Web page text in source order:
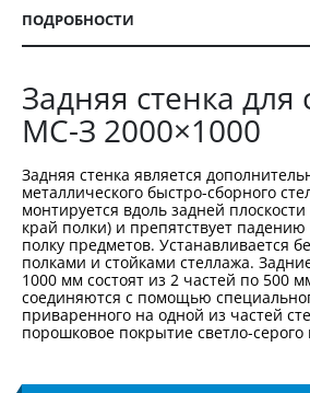
ПОДРОБНОСТИ
Задняя стенка для
МС-З 2000×1000
Задняя стенка является
металлического быстро-сборного
монтируется вдоль задней
край полки) и препятствует
полку предметов. Устанавливается
полками и стойками стеллажа.
1000 мм состоят из 2 частей по 500
соединяются с помощью
приваренного на одной из частей
порошковое покрытие светло-серого